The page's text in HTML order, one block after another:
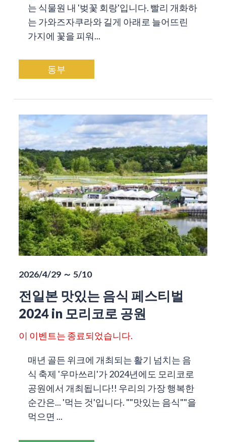
는 식물원 내 '벚꽃 회랑'입니다. 빨리 개화하
는 가와즈자쿠라와 길게 아래로 늘어뜨린
가지에 꽃을 피워...
동부
2026/4/29 ～ 5/10
전일본 맛있는 음식 페스티벌
2024 in 모리코로 공원
이 이벤트는 종료되었습니다.
매년 골든 위크에 개최되는 활기 넘치는 음
식 축제 '우마쓰리'가 2024년에도 모리코로
공원에서 개최됩니다!! 우리의 가장 행복한
순간은... '먹는 것'입니다. ""맛있는 음식""을
먹으면 ...